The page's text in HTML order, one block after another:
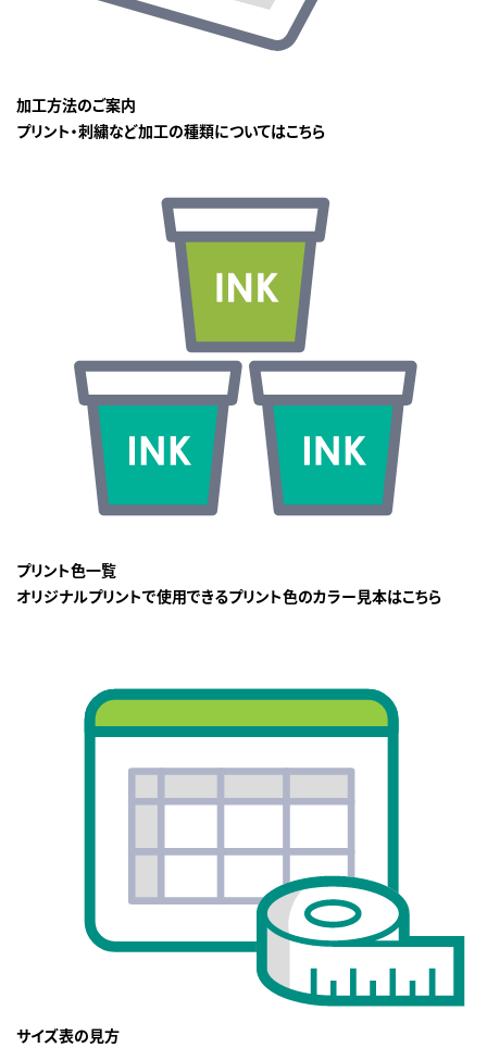
加工方法のご案内
プリント・刺繍など加工の種類についてはこちら
プリント色一覧
オリジナルプリントで使用できるプリント色のカラー見本はこちら
サイズ表の見方